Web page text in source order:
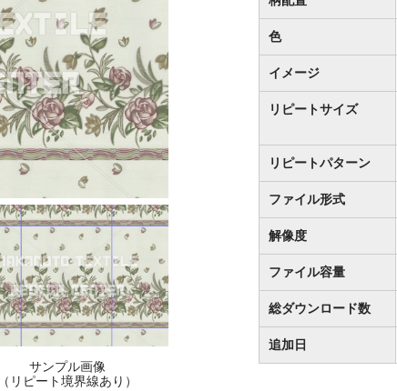
サンプル画像
（リピート境界線あり）
色
イメージ
リピートサイズ
リピートパターン
ファイル形式
解像度
ファイル容量
総ダウンロード数
追加日